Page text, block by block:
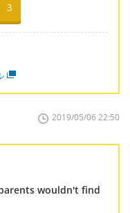
3
2019/05/06 22:50
wouldn't find